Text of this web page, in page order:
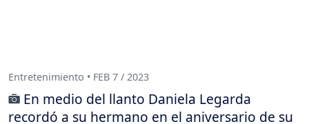
Entretenimiento • FEB 7 / 2023
En medio del llanto Daniela Legarda
recordó a su hermano en el aniversario de su